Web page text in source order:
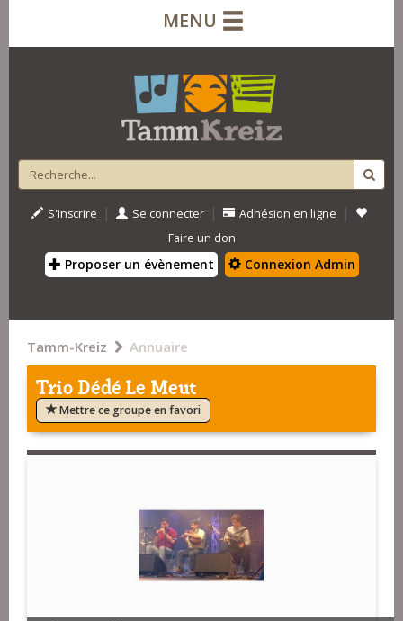
MENU
S'inscrire | Se connecter | Adhésion en ligne |
Faire un don
Proposer un évènement Connexion Admin
Tamm-Kreiz Annuaire
Trio Dédé Le Meut
Mettre ce groupe en favori